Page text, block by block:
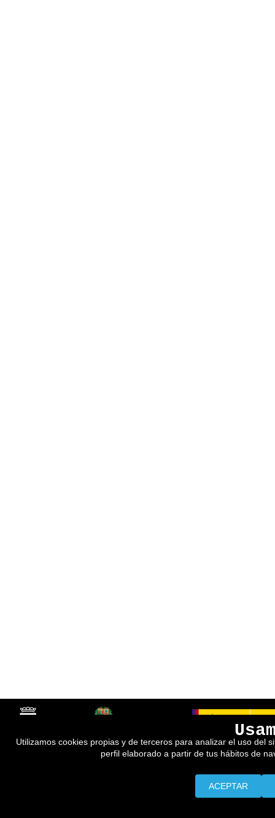
Utilizamos cookies propias y de terceros para analizar el uso del
perfil elaborado a partir de tus hábitos de
ACEPTAR